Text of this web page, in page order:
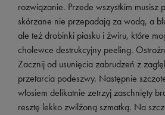
rozwiązanie. Przede wszystkim musisz
skórzane nie przepadają za wodą, a
ale też drobinki piasku i żwiru, które
cholewce destrukcyjny peeling.
Zacznij od usunięcia zabrudzeń z
przetarcia podeszwy. Następnie
włosiem delikatnie zetrzyj zaschnięty
resztę lekko zwilżoną szmatką. Na